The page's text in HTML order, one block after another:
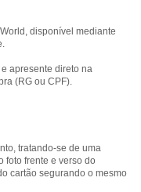
disponível mediante
e apresente direto na
(RG ou CPF).
tratando-se de uma
foto frente e verso do
cartão segurando o mesmo